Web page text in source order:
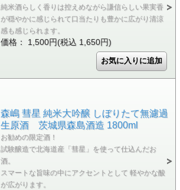
純米酒らしく香りは控えめながら謙信らしい果実香
が穏やかに感じられて口当たりも豊かに広がり清涼
感も感じられます。
価格： 1,500円(税込 1,650円)
森嶋 彗星 純米大吟醸 しぼりたて無濾過
生原酒 茨城県森島酒造 1800ml
お勧めの限定酒！
試験醸造で北海道産「彗星」を使って仕込んだお
酒。
スマートな旨味の中にアクセントとして 軽やかな酸
が広がります。